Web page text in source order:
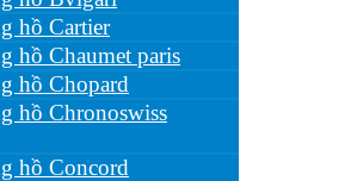
hồ Cartier
hồ Chaumet paris
hồ Chopard
hồ Chronoswiss
hồ Concord